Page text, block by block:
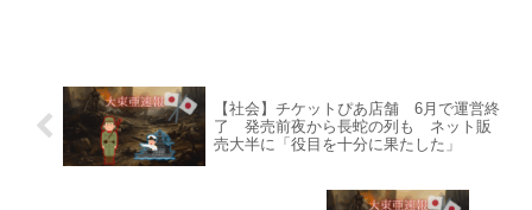
【社会】チケットぴあ店舗 6月で運営終
了 発売前夜から長蛇の列も ネット販
売大半に「役目を十分に果たした」